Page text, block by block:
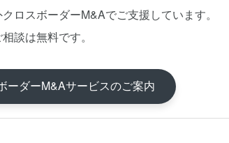
ロスボーダーM&Aでご支援しています。
相談は無料です。
ーダーM&Aサービスのご案内